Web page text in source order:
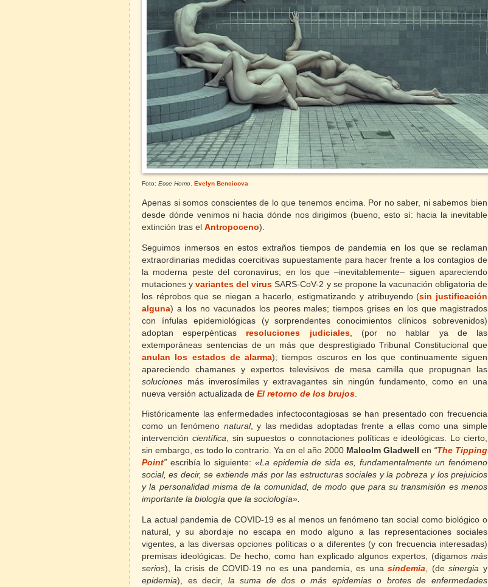
Foto: Ecce Homo Evelyn Bencicova
Apenas si somos conscientes de lo que tenemos encima. Por no saber, ni sabemos bien
desde dónde venimos ni hacia dónde nos dirigimos (bueno, esto sí: hacia la inevitable
extinción tras el Antropoceno).
Seguimos inmersos en estos extraños tiempos de pandemia en los que se reclaman
extraordinarias medidas coercitivas supuestamente para hacer frente a los contagios de
la moderna peste del coronavirus; en los que –inevitablemente– siguen apareciendo
mutaciones yvariantes del virus SARS-CoV-2 y se propone la vacunación obligatoria de
los réprobos que se niegan a hacerlo, estigmatizando y atribuyendo (sin justificación
alguna) a los no vacunados los peores males; tiempos grises en los que magistrados
con ínfulas epidemiológicas (y sorprendentes conocimientos clínicos sobrevenidos)
adoptan esperpénticas resoluciones judiciales,
(por no hablar ya de las
extemporáneas sentencias de un más que desprestigiado Tribunal Constitucional que
anulan los estados de alarma); tiempos oscuros en los que continuamente siguen
apareciendo chamanes y expertos televisivos de mesa camilla que propugnan las
soluciones más inverosímiles y extravagantes sin ningún fundamento, como en una
nueva versión actualizada de El retorno de los brujos
Históricamente las enfermedades infectocontagiosas se han presentado con frecuencia
como un fenómeno natural, y las medidas adoptadas frente a ellas como una simple
intervención científica, sin supuestos o connotaciones políticas e ideológicas. Lo cierto,
sin embargo, es todo lo contrario. Ya en el año 2000 Malcolm Gladwell en “The Tipping
Point” escribía lo siguiente: «La epidemia de sida es, fundamentalmente un fenómeno
social, es decir, se extiende más por las estructuras sociales y la pobreza y los prejuicios
y la personalidad misma de la comunidad, de modo que para su transmisión es menos
importante la biología que la sociología».
La actual pandemia de COVID-19 es al menos un fenómeno tan social como biológico o
natural, y su abordaje no escapa en modo alguno a las representaciones sociales
vigentes, a las diversas opciones políticas o a diferentes (y con frecuencia interesadas)
premisas ideológicas. De hecho, como han explicado algunos expertos, (digamos más
serios), la crisis de COVID-19 no es una pandemia, es unasindemia , (desinergia y
epidemia), es decir, la suma de dos o más epidemias o brotes de enfermedades